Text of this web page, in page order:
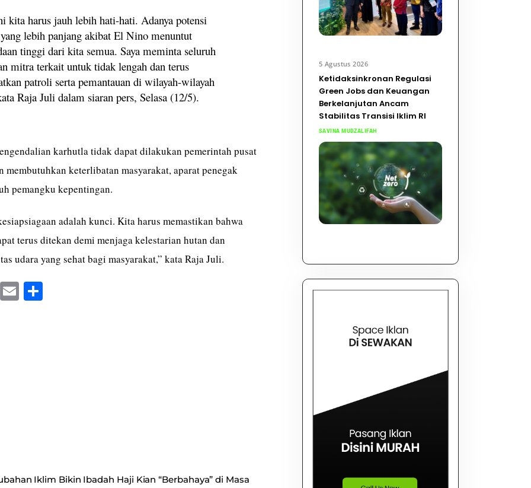
kita harus jauh lebih hati-hati. Adanya potensi
lebih panjang akibat El Nino menuntut
tinggi dari kita semua. Saya meminta seluruh
mitra terkait untuk tidak lengah dan terus
patroli serta pemantauan di wilayah-wilayah
Raja Juli dalam siaran pers, Selasa (12/5).
karhutla tidak dapat dilakukan pemerintah pusat
membutuhkan keterlibatan masyarakat, aparat penegak
pemangku kepentingan.
adalah kunci. Kita harus memastikan bahwa
terus ditekan demi menjaga kelestarian hutan dan
udara yang sehat bagi masyarakat,” kata Raja Juli.
E S
Iklim Bikin Ibadah Haji Kian “Berbahaya” di Masa
5 Agustus 2026
Ketidaksinkronan Regulasi
Green Jobs dan Keuangan
Berkelanjutan Ancam
Stabilitas Transisi Iklim RI
SAVINA MUDZALIFAH